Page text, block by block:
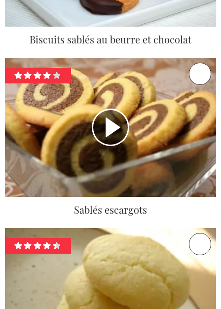
Biscuits sablés au beurre et chocolat
Sablés escargots